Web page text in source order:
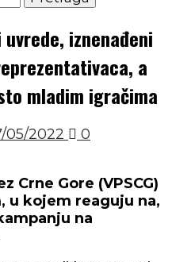
iznenađeni
a
mladim igračima
05/2022 0
Crne Gore (VPSCG)
u kojem reaguju na,
na